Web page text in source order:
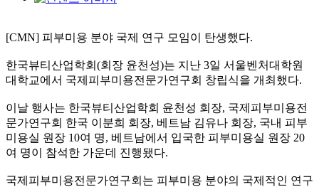
[CMN] 피부미용 분야 국제 연구 모임이 탄생했다.
한국뷰티산업학회(회장 윤천성)는 지난 3일 서울벤처대학원
대학교에서 국제피부미용전문가연구회 창립식을 개최했다.
이날 행사는 한국뷰티산업학회 윤천성 회장, 국제피부미용전
문가연구회 한국 이분희 회장, 베트남 김유나 회장, 국내 피부
미용실 원장 10여 명, 베트남에서 입국한 피부미용실 원장 20
여 명이 참석한 가운데 진행됐다.
국제피부미용전문가연구회는 피부미용 분야의 국제적인 연구